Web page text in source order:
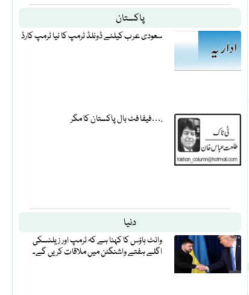
پاکستان
سعودی عرب کیلئے ڈونلڈ ٹرمپ کا نیا ٹرمپ کارڈ
فیفا فٹ بال پاکستان کا مگر….
دنیا
وائٹ ہاؤس کا کہنا ہے کہ ٹرمپ اور زیلنسکی
اگلے ہفتے واشنگٹن میں ملاقات کریں گے۔